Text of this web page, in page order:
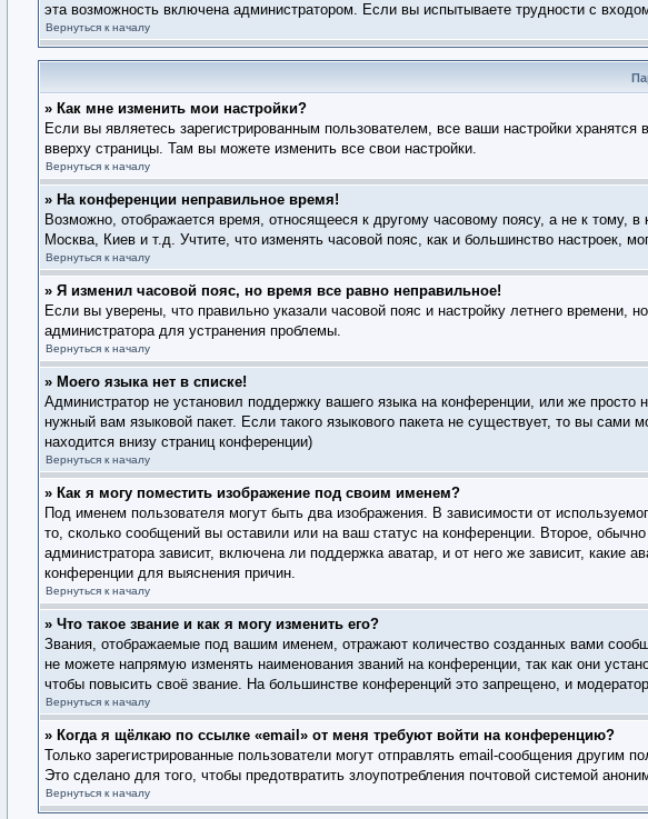
эта возможность включена администратором. Если вы испытываете трудности с
Вернуться к началу
» Как мне изменить мои настройки?
Если вы являетесь зарегистрированным пользователем, все ваши настройки
вверху страницы. Там вы можете изменить все свои настройки.
Вернуться к началу
» На конференции неправильное время!
Возможно, отображается время, относящееся к другому часовому поясу, а не к тому,
Москва, Киев и т.д. Учтите, что изменять часовой пояс, как и большинство настроек,
Вернуться к началу
» Я изменил часовой пояс, но время все равно неправильное!
Если вы уверены, что правильно указали часовой пояс и настройку летнего времени,
администратора для устранения проблемы.
Вернуться к началу
» Моего языка нет в списке!
Администратор не установил поддержку вашего языка на конференции, или же
нужный вам языковой пакет. Если такого языкового пакета не существует, то вы
находится внизу страниц конференции)
Вернуться к началу
» Как я могу поместить изображение под своим именем?
Под именем пользователя могут быть два изображения. В зависимости от
то, сколько сообщений вы оставили или на ваш статус на конференции. Второе,
администратора зависит, включена ли поддержка аватар, и от него же зависит,
конференции для выяснения причин.
Вернуться к началу
» Что такое звание и как я могу изменить его?
Звания, отображаемые под вашим именем, отражают количество созданных вами
не можете напрямую изменять наименования званий на конференции, так как они
чтобы повысить своё звание. На большинстве конференций это запрещено, и
Вернуться к началу
» Когда я щёлкаю по ссылке «email» от меня требуют войти на конференцию?
Только зарегистрированные пользователи могут отправлять email-сообщения
Это сделано для того, чтобы предотвратить злоупотребления почтовой системой
Вернуться к началу